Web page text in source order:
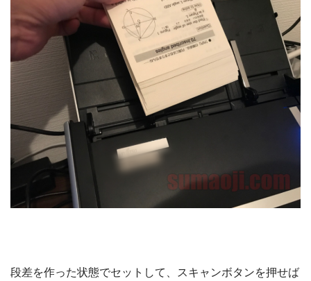
段差を作った状態でセットして、スキャンボタンを押せば